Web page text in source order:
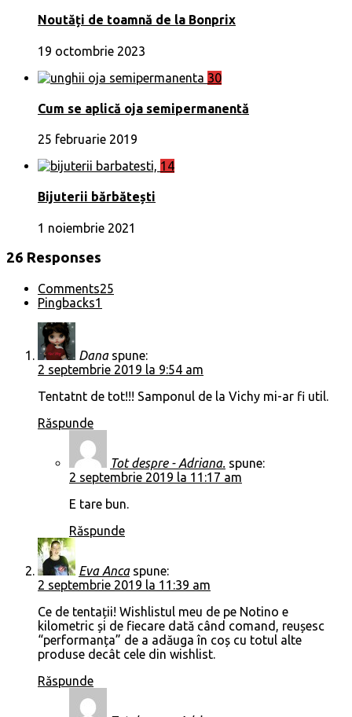
Noutăți de toamnă de la Bonprix
19 octombrie 2023
30
Cum se aplică oja semipermanentă
25 februarie 2019
14
Bijuterii bărbătești
1 noiembrie 2021
26 Responses
Comments25
Pingbacks1
Dana spune:
2 septembrie 2019 la 9:54 am
Tentatnt de tot!!! Samponul de la Vichy mi-ar fi util.
Răspunde
Tot despre - Adriana. spune:
2 septembrie 2019 la 11:17 am
E tare bun.
Răspunde
Eva Anca spune:
2 septembrie 2019 la 11:39 am
Ce de tentații! Wishlistul meu de pe Notino e
kilometric și de fiecare dată când comand, reușesc
“performanța” de a adăuga în coș cu totul alte
produse decât cele din wishlist.
Răspunde